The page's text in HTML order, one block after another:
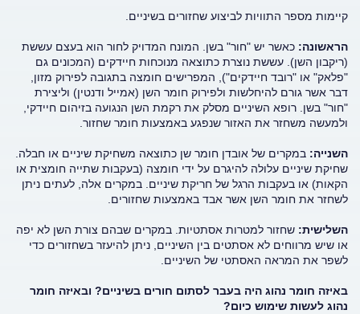
קיימות מספר התוויות לביצוע שחזורים בשיניים.
הראשונה: כאשר יש "חור" בשן. המונח המדויק לחור הוא בעצם עששת
(ריקבון השן). עששת נוצרת כתוצאה מנוכחות חיידקים (המכונים גם
"פלאק" או "רובד חיידקים"), המפרישים חומצה בתגובה לפירוק מזון,
דבר אשר גורם להיחלשות ולפירוק חומר השן (אמייל ודנטין) וליצירת
"חור" בשן. רופא השיניים מסלק את רקמת השן הנגועה בזיהום חיידקי,
ולמעשה משחזר את האזור שנפגע באמצעות חומר שחזור.
השנייה: במקרים של אובדן חומר שן כתוצאה משחיקת שיניים או חבלה.
שחיקת שיניים עלולה להיגרם על ידי חומצה (בעקבות שתייה חומצית או
הקאות) או בעקבות הרגל של חריקת שיניים. במקרים אלה, לעתים ניתן
לשחזר את חומר השן אשר אבד באמצעות שחזורים.
השלישית: שחזור למטרות אסתטיות. במקרים שבהם צורת השן לא יפה
או שיש מרווחים לא אסתטים בין השיניים, ניתן להיעזר בשחזורים כדי
לשפר את המראה האסתטי של השיניים.
באיזה חומר נהוג היה בעבר לסתום חורים בשיניים? ובאיזה חומר
נהוג לעשות שימוש כיום?